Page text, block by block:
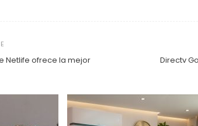
Netlife ofrece la mejor
Directv